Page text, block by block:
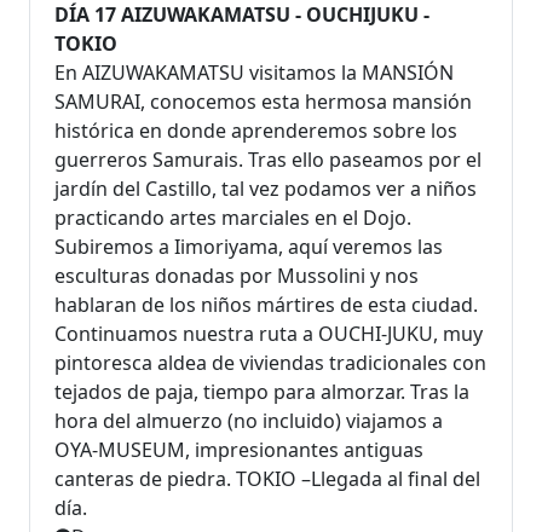
DÍA 17 AIZUWAKAMATSU - OUCHIJUKU -
TOKIO
En AIZUWAKAMATSU visitamos la MANSIÓN
SAMURAI, conocemos esta hermosa mansión
histórica en donde aprenderemos sobre los
guerreros Samurais. Tras ello paseamos por el
jardín del Castillo, tal vez podamos ver a niños
practicando artes marciales en el Dojo.
Subiremos a Iimoriyama, aquí veremos las
esculturas donadas por Mussolini y nos
hablaran de los niños mártires de esta ciudad.
Continuamos nuestra ruta a OUCHI-JUKU, muy
pintoresca aldea de viviendas tradicionales con
tejados de paja, tiempo para almorzar. Tras la
hora del almuerzo (no incluido) viajamos a
OYA-MUSEUM, impresionantes antiguas
canteras de piedra. TOKIO –Llegada al final del
día.